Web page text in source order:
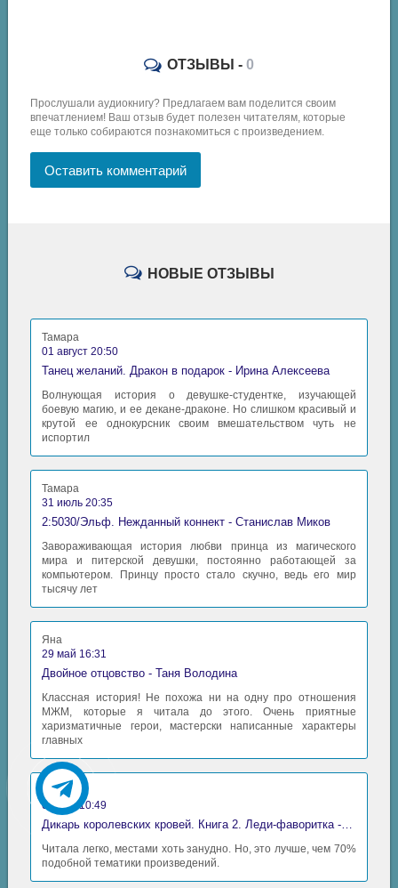
ОТЗЫВЫ - 0
Прослушали аудиокнигу? Предлагаем вам поделится своим
впечатлением! Ваш отзыв будет полезен читателям, которые
еще только собираются познакомиться с произведением.
Оставить комментарий
НОВЫЕ ОТЗЫВЫ
Тамара
01 август 20:50
Танец желаний. Дракон в подарок - Ирина Алексеева
Волнующая история о девушке-студентке, изучающей
боевую магию, и ее декане-драконе. Но слишком красивый и
крутой ее однокурсник своим вмешательством чуть не
испортил
Тамара
31 июль 20:35
2:5030/Эльф. Нежданный коннект - Станислав Миков
Завораживающая история любви принца из магического
мира и питерской девушки, постоянно работающей за
компьютером. Принцу просто стало скучно, ведь его мир
тысячу лет
Яна
29 май 16:31
Двойное отцовство - Таня Володина
Классная история! Не похожа ни на одну про отношения
МЖМ, которые я читала до этого. Очень приятные
харизматичные герои, мастерски написанные характеры
главных
Аида
06 май 10:49
Дикарь королевских кровей. Книга 2. Леди-фаворитка - Анна Сергеевна Гаврилова
Читала легко, местами хоть занудно. Но, это лучше, чем 70%
подобной тематики произведений.